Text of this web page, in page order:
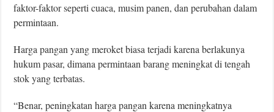
faktor-faktor seperti cuaca, musim panen, dan perubahan dalam
permintaan.
Harga pangan yang meroket biasa terjadi karena berlakunya
hukum pasar, dimana permintaan barang meningkat di tengah
stok yang terbatas.
“Benar, peningkatan harga pangan karena meningkatnya